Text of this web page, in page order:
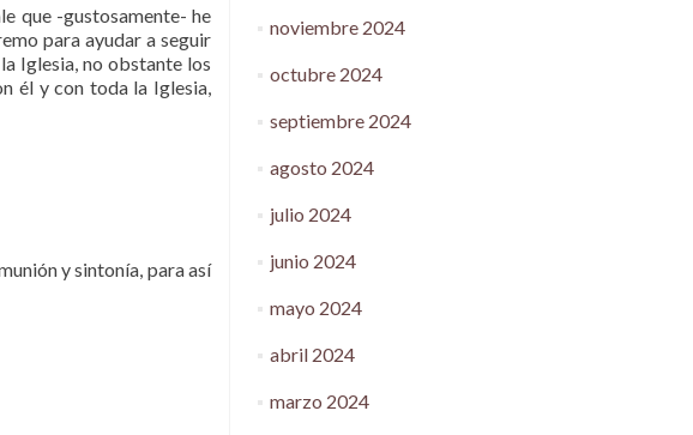
que -gustosamente- he
para ayudar a seguir
Iglesia, no obstante los
él y con toda la Iglesia,
y sintonía, para así
noviembre 2024
octubre 2024
septiembre 2024
agosto 2024
julio 2024
junio 2024
mayo 2024
abril 2024
marzo 2024